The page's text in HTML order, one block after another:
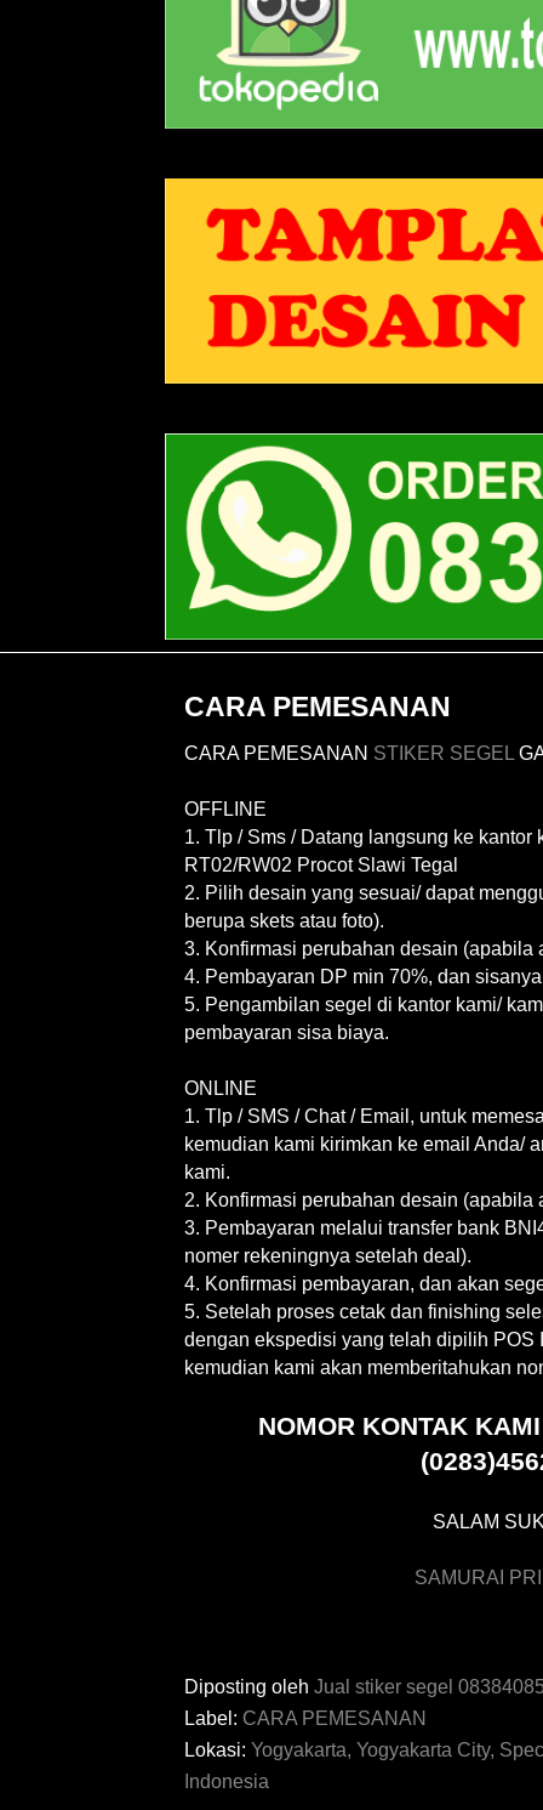
CARA PEMESANAN
CARA PEMESANAN STIKER SEGEL
OFFLINE
1. Tlp / Sms / Datang langsung ke kantor
RT02/RW02 Procot Slawi Tegal
2. Pilih desain yang sesuai/ dapat
berupa skets atau foto).
3. Konfirmasi perubahan desain (apabila
4. Pembayaran DP min 70%, dan
5. Pengambilan segel di kantor kami/
pembayaran sisa biaya.
ONLINE
1. Tlp / SMS / Chat / Email, untuk
kemudian kami kirimkan ke email Anda/
kami.
2. Konfirmasi perubahan desain (apabila
3. Pembayaran melalui transfer bank
nomer rekeningnya setelah deal).
4. Konfirmasi pembayaran, dan akan
5. Setelah proses cetak dan finishing
dengan ekspedisi yang telah dipilih POS
kemudian kami akan memberitahukan
NOMOR KONTAK
SALAM
SAMURAI
Diposting oleh Jual stiker segel
Label: CARA PEMESANAN
Lokasi: Yogyakarta, Yogyakarta City,
Indonesia